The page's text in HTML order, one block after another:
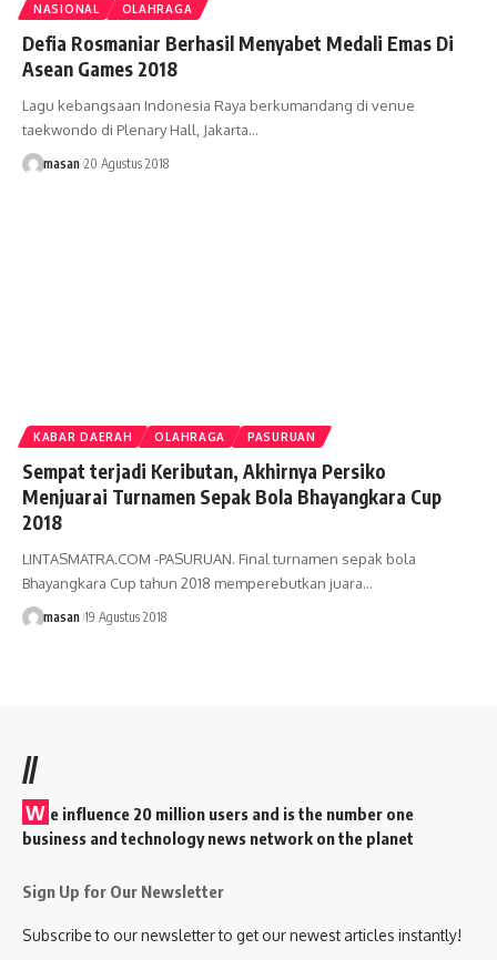
NASIONAL OLAHRAGA
Defia Rosmaniar Berhasil Menyabet Medali Emas Di
Asean Games 2018
Lagu kebangsaan Indonesia Raya berkumandang di venue
taekwondo di Plenary Hall, Jakarta…
masan 20 Agustus 2018
KABAR DAERAH OLAHRAGA PASURUAN
Sempat terjadi Keributan, Akhirnya Persiko
Menjuarai Turnamen Sepak Bola Bhayangkara Cup
2018
LINTASMATRA.COM -PASURUAN. Final turnamen sepak bola
Bhayangkara Cup tahun 2018 memperebutkan juara…
masan 19 Agustus 2018
//
W e influence 20 million users and is the number one
business and technology news network on the planet
Sign Up for Our Newsletter
Subscribe to our newsletter to get our newest articles instantly!